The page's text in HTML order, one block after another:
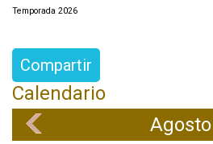
Temporada 2026
Compartir
Calendario
Agosto